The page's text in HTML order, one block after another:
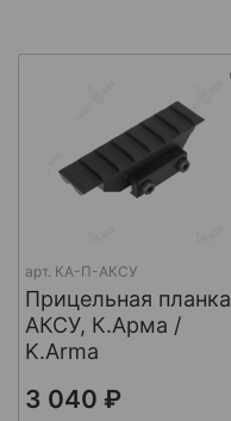
арт. КА-П-АКСУ
Прицельная планка
АКСУ, К.Арма /
K.Arma
3 040 ₽